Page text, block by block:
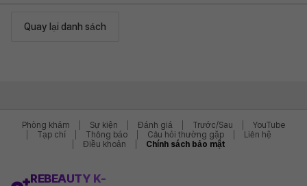
Quay lại danh sách
Phòng khám Sự kiện Đánh giá Trước/Sau
YouTube
Tạp chí
Thông báo Câu hỏi thường gặp
Liên hệ
Điều khoản
Chính sách bảo mật
REBEAUTY K-